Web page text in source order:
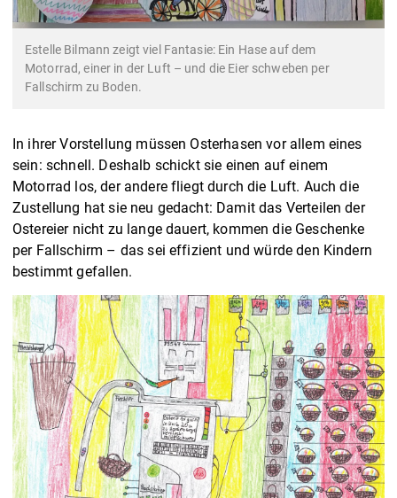
Estelle Bilmann zeigt viel Fantasie: Ein Hase auf dem
Motorrad, einer in der Luft – und die Eier schweben per
Fallschirm zu Boden.
In ihrer Vorstellung müssen Osterhasen vor allem eines
sein: schnell. Deshalb schickt sie einen auf einem
Motorrad los, der andere fliegt durch die Luft. Auch die
Zustellung hat sie neu gedacht: Damit das Verteilen der
Ostereier nicht zu lange dauert, kommen die Geschenke
per Fallschirm – das sei effizient und würde den Kindern
bestimmt gefallen.